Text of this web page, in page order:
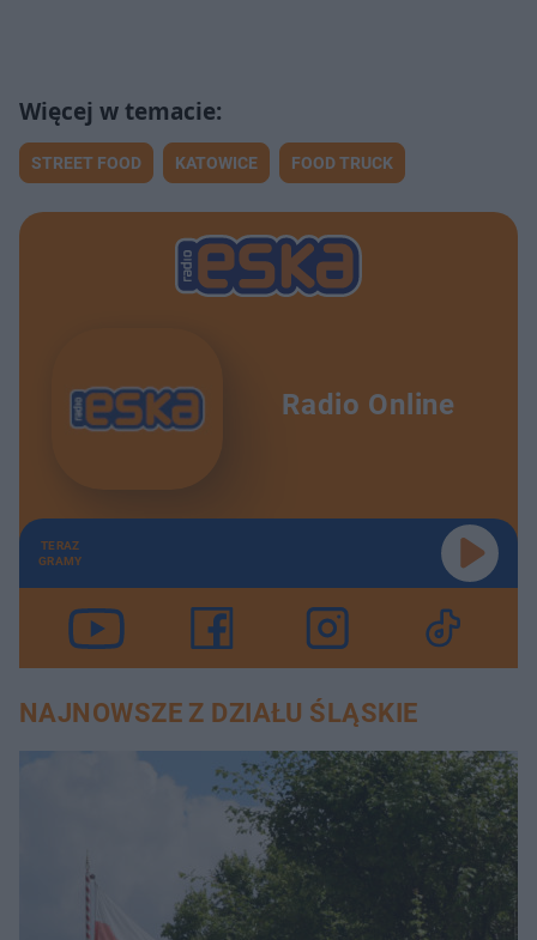
STREET FOOD KATOWICE FOOD TRUCK
Radio Online
TERAZ
GRAMY
NAJNOWSZE Z DZIAŁU ŚLĄSKIE